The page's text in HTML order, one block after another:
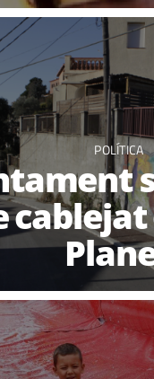
POLÍTICA